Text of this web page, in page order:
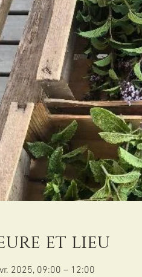
et lieu
2025, 09:00 – 12:00